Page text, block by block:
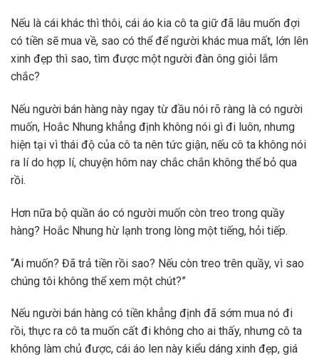
Nếu là cái khác thì thôi, cái áo kia cô ta giữ đã lâu muốn đợi
có tiền sẽ mua về, sao có thể để người khác mua mất, lớn lên
xinh đẹp thì sao, tìm được một người đàn ông giỏi lắm
chắc?
Nếu người bán hàng này ngay từ đầu nói rõ ràng là có người
muốn, Hoắc Nhung khẳng định không nói gì đi luôn, nhưng
hiện tại vì thái độ của cô ta nên tức giận, nếu cô ta không nói
ra lí do hợp lí, chuyện hôm nay chắc chắn không thể bỏ qua
rồi.
Hơn nữa bộ quần áo có người muốn còn treo trong quầy
hàng? Hoắc Nhung hừ lạnh trong lòng một tiếng, hỏi tiếp.
“Ai muốn? Đã trả tiền rồi sao? Nếu còn treo trên quầy, vì sao
chúng tôi không thể xem một chút?”
Nếu người bán hàng có tiền khẳng định đã sớm mua nó đi
rồi, thực ra cô ta muốn cất đi không cho ai thấy, nhưng cô ta
không làm chủ được, cái áo len này kiểu dáng xinh đẹp, giá